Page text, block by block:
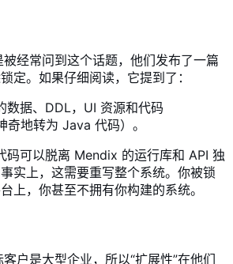
常问到这个话题，他们发布了一篇
定。如果仔细阅读，它提到了：
据、DDL，UI 资源和代码
奇地转为 Java 代码）。
可以脱离 Mendix 的运行库和 API 独
实上，这需要重写整个系统。你被锁
上，你甚至不拥有你构建的系统。
是大型企业，所以“扩展性”在他们